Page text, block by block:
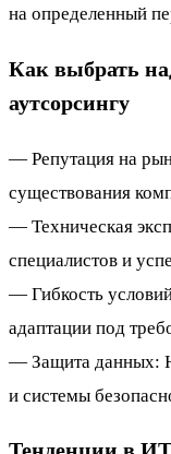
на определенный
Как выбрать
аутсорсингу
— Репутация на
существования
— Техническая
специалистов и
— Гибкость
адаптации под
— Защита данных:
и системы